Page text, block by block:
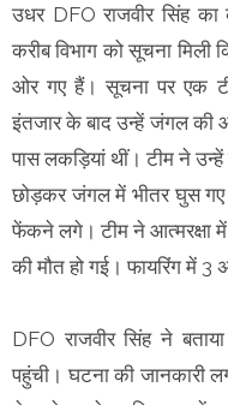
उधर DFO राजवीर सिंह
करीब विभाग को सूचना
ओर गए हैं। सूचना पर एक
इंतजार के बाद उन्हें जंगल
पास लकड़ियां थीं। टीम ने
छोड़कर जंगल में भीतर घुस
फेंकने लगे। टीम ने आत्मरक्षा
की मौत हो गई। फायरिंग में 3
DFO राजवीर सिंह ने
पहुंची। घटना की जानकारी